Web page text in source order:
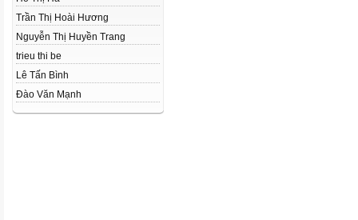
Trần Thị Hoài Hương
Nguyễn Thị Huyền Trang
trieu thi be
Lê Tấn Bình
Đào Văn Mạnh